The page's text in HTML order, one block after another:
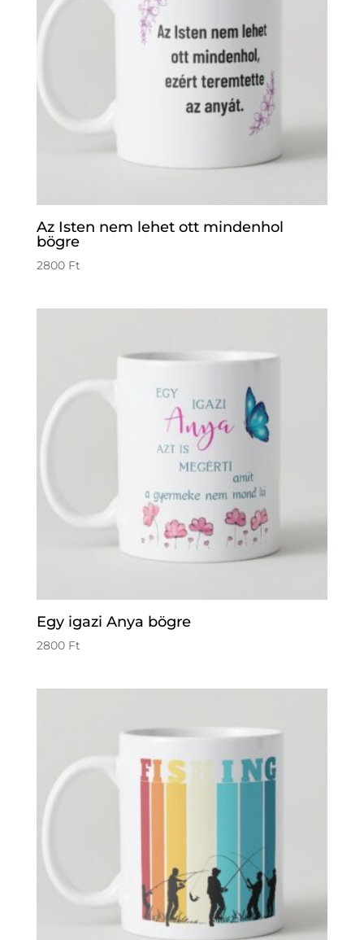
Az Isten nem lehet ott mindenhol
bögre
2800 Ft
Egy igazi Anya bögre
2800 Ft